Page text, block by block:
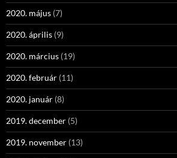
2020. május (7)
2020. április (9)
2020. március (19)
2020. február (11)
2020. január (8)
2019. december (5)
2019. november (13)